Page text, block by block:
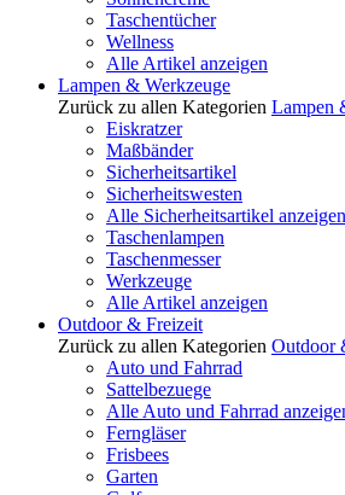
Taschentücher
Wellness
Alle Artikel anzeigen
Lampen & Werkzeuge
Zurück zu allen Kategorien Lampen
Eiskratzer
Maßbänder
Sicherheitsartikel
Sicherheitswesten
Alle Sicherheitsartikel anzeigen
Taschenlampen
Taschenmesser
Werkzeuge
Alle Artikel anzeigen
Outdoor & Freizeit
Zurück zu allen Kategorien Outdoor
Auto und Fahrrad
Sattelbezuege
Alle Auto und Fahrrad
Ferngläser
Frisbees
Garten